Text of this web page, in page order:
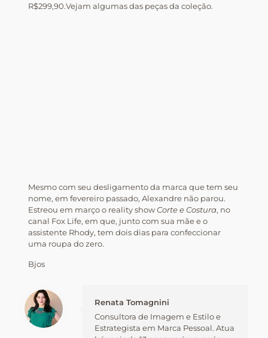
R$299,90.Vejam algumas das peças da coleção.
Mesmo com seu desligamento da marca que tem seu
nome, em fevereiro passado, Alexandre não parou.
Estreou em março o reality showCorte e Costura, no
canal Fox Life, em que, junto com sua mãe e o
assistente Rhody, tem dois dias para confeccionar
uma roupa do zero.
Bjos
Renata Tomagnini
Consultora de Imagem e Estilo e
Estrategista em Marca Pessoal. Atua